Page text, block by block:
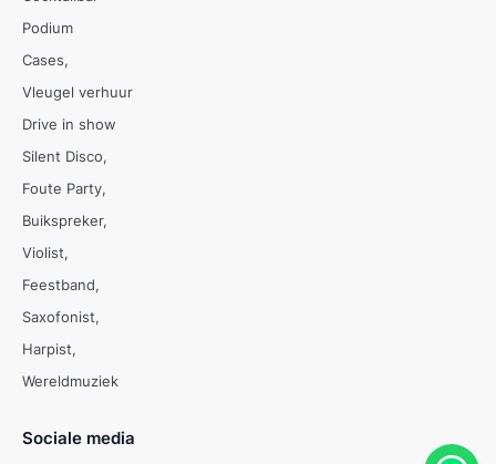
Podium
Cases
Vleugel verhuur
Drive in show
Silent Disco
Foute Party
Buikspreker
Violist
Feestband
Saxofonist
Harpist
Wereldmuziek
Sociale media